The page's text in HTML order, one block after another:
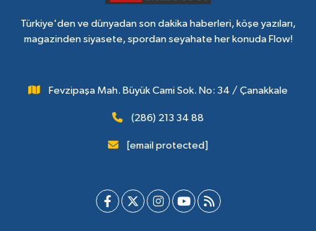
Türkiye'den ve dünyadan son dakika haberleri, köşe yazıları,
magazinden siyasete, spordan seyahate her konuda Flow!
Fevzipaşa Mah. Büyük Cami Sok. No: 34 / Çanakkale
(286) 213 34 88
[email protected]